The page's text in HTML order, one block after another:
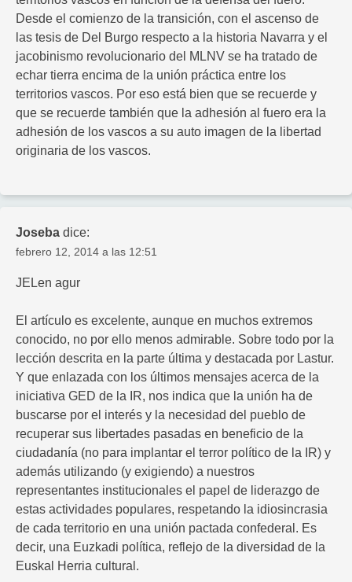
Desde el comienzo de la transición, con el ascenso de
las tesis de Del Burgo respecto a la historia Navarra y el
jacobinismo revolucionario del MLNV se ha tratado de
echar tierra encima de la unión práctica entre los
territorios vascos. Por eso está bien que se recuerde y
que se recuerde también que la adhesión al fuero era la
adhesión de los vascos a su auto imagen de la libertad
originaria de los vascos.
Joseba dice:
febrero 12, 2014 a las 12:51
JELen agur
El artículo es excelente, aunque en muchos extremos
conocido, no por ello menos admirable. Sobre todo por la
lección descrita en la parte última y destacada por Lastur.
Y que enlazada con los últimos mensajes acerca de la
iniciativa GED de la IR, nos indica que la unión ha de
buscarse por el interés y la necesidad del pueblo de
recuperar sus libertades pasadas en beneficio de la
ciudadanía (no para implantar el terror político de la IR) y
además utilizando (y exigiendo) a nuestros
representantes institucionales el papel de liderazgo de
estas actividades populares, respetando la idiosincrasia
de cada territorio en una unión pactada confederal. Es
decir, una Euzkadi política, reflejo de la diversidad de la
Euskal Herria cultural.